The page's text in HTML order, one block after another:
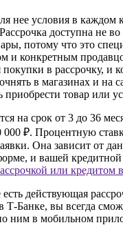
нее условия в каждом
доступна не во
потому что это
и конкретным
в рассрочку, и
в магазинах и на
приобрести товар или
на срок от 3 до 36
000 ₽. Процентную
Она зависит от
и вашей
или
действующая
вы всегда
ним в мобильном